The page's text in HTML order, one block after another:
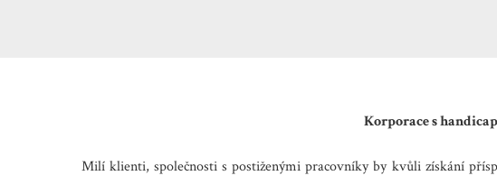
Korporace s
Milí klienti, společnosti s postiženými pracovníky by kvůli získání